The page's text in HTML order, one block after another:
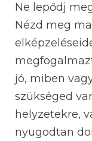
Ne lepődj
Nézd meg
jó, miben
szükséged
helyzetekre,
nyugodtan